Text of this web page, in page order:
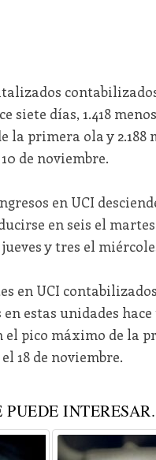
siete días, 1.418
la primera ola y 2.188
de noviembre.
en UCI
en seis el
y tres el
en UCI
estas unidades
el pico máximo de la
18 de noviembre.